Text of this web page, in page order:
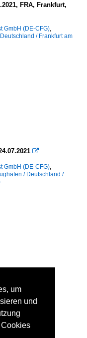
FRA, Frankfurt,
GmbH (DE-CFG),
/ Frankfurt am

GmbH (DE-CFG),
/ Deutschland /
um
und